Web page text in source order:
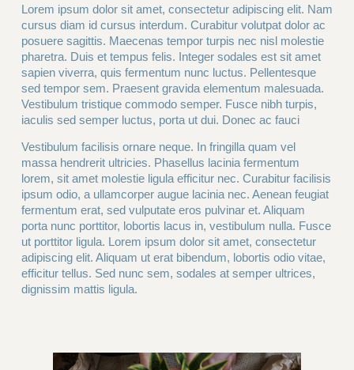
Lorem ipsum dolor sit amet, consectetur adipiscing elit. Nam
cursus diam id cursus interdum. Curabitur volutpat dolor ac
posuere sagittis. Maecenas tempor turpis nec nisl molestie
pharetra. Duis et tempus felis. Integer sodales est sit amet
sapien viverra, quis fermentum nunc luctus. Pellentesque
sed tempor sem. Praesent gravida elementum malesuada.
Vestibulum tristique commodo semper. Fusce nibh turpis,
iaculis sed semper luctus, porta ut dui. Donec ac fauci
Vestibulum facilisis ornare neque. In fringilla quam vel
massa hendrerit ultricies. Phasellus lacinia fermentum
lorem, sit amet molestie ligula efficitur nec. Curabitur facilisis
ipsum odio, a ullamcorper augue lacinia nec. Aenean feugiat
fermentum erat, sed vulputate eros pulvinar et. Aliquam
porta nunc porttitor, lobortis lacus in, vestibulum nulla. Fusce
ut porttitor ligula. Lorem ipsum dolor sit amet, consectetur
adipiscing elit. Aliquam ut erat bibendum, lobortis odio vitae,
efficitur tellus. Sed nunc sem, sodales at semper ultrices,
dignissim mattis ligula.